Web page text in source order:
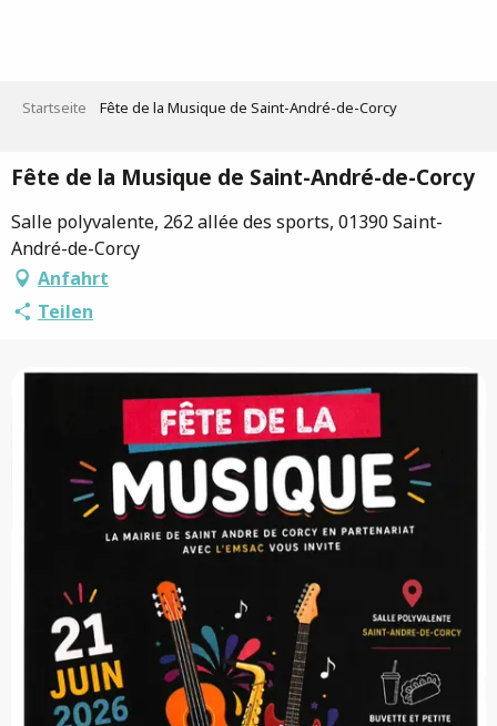
Startseite Fête de la Musique de Saint-André-de-Corcy
Fête de la Musique de Saint-André-de-Corcy
Salle polyvalente, 262 allée des sports, 01390 Saint-
André-de-Corcy
Anfahrt
Teilen